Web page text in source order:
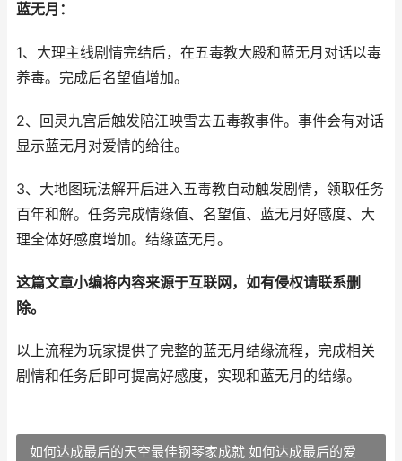
蓝无月：
1、大理主线剧情完结后，在五毒教大殿和蓝无月对话以毒
养毒。完成后名望值增加。
2、回灵九宫后触发陪江映雪去五毒教事件。事件会有对话
显示蓝无月对爱情的给往。
3、大地图玩法解开后进入五毒教自动触发剧情，领取任务
百年和解。任务完成情缘值、名望值、蓝无月好感度、大
理全体好感度增加。结缘蓝无月。
这篇文章小编将内容来源于互联网，如有侵权请联系删
除。
以上流程为玩家提供了完整的蓝无月结缘流程，完成相关
剧情和任务后即可提高好感度，实现和蓝无月的结缘。
如何达成最后的天空最佳钢琴家成就 如何达成最后的爱